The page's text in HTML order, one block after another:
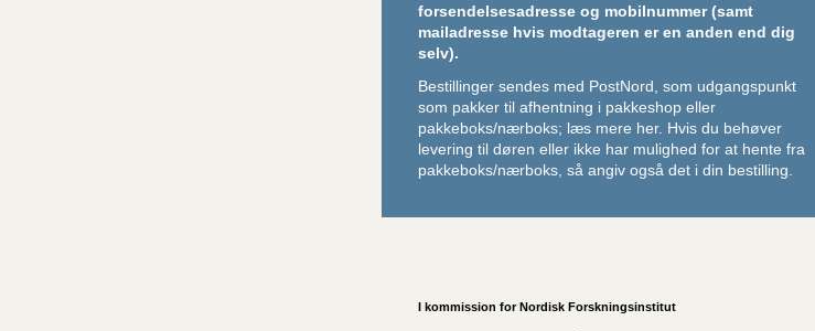
forsendelsesadresse og mobilnummer (samt
mailadresse hvis modtageren er en anden end dig
selv).
Bestillinger sendes med PostNord, som udgangspunkt
som pakker til afhentning i pakkeshop eller
pakkeboks/nærboks; læs mere her. Hvis du behøver
levering til døren eller ikke har mulighed for at hente fra
pakkeboks/nærboks, så angiv også det i din bestilling.
I kommission forNordisk Forskningsinstitut